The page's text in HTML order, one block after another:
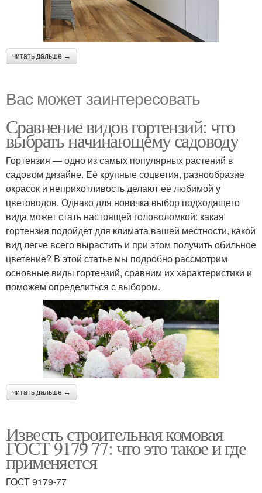
читать дальше →
Вас может заинтересовать
Сравнение видов гортензий: что
выбрать начинающему садоводу
Гортензия — одно из самых популярных растений в
садовом дизайне. Её крупные соцветия, разнообразие
окрасок и неприхотливость делают её любимой у
цветоводов. Однако для новичка выбор подходящего
вида может стать настоящей головоломкой: какая
гортензия подойдёт для климата вашей местности, какой
вид легче всего вырастить и при этом получить обильное
цветение? В этой статье мы подробно рассмотрим
основные виды гортензий, сравним их характеристики и
поможем определиться с выбором.
читать дальше →
Известь строительная комовая
ГОСТ 9179 77: что это такое и где
применяется
ГОСТ 9179-77